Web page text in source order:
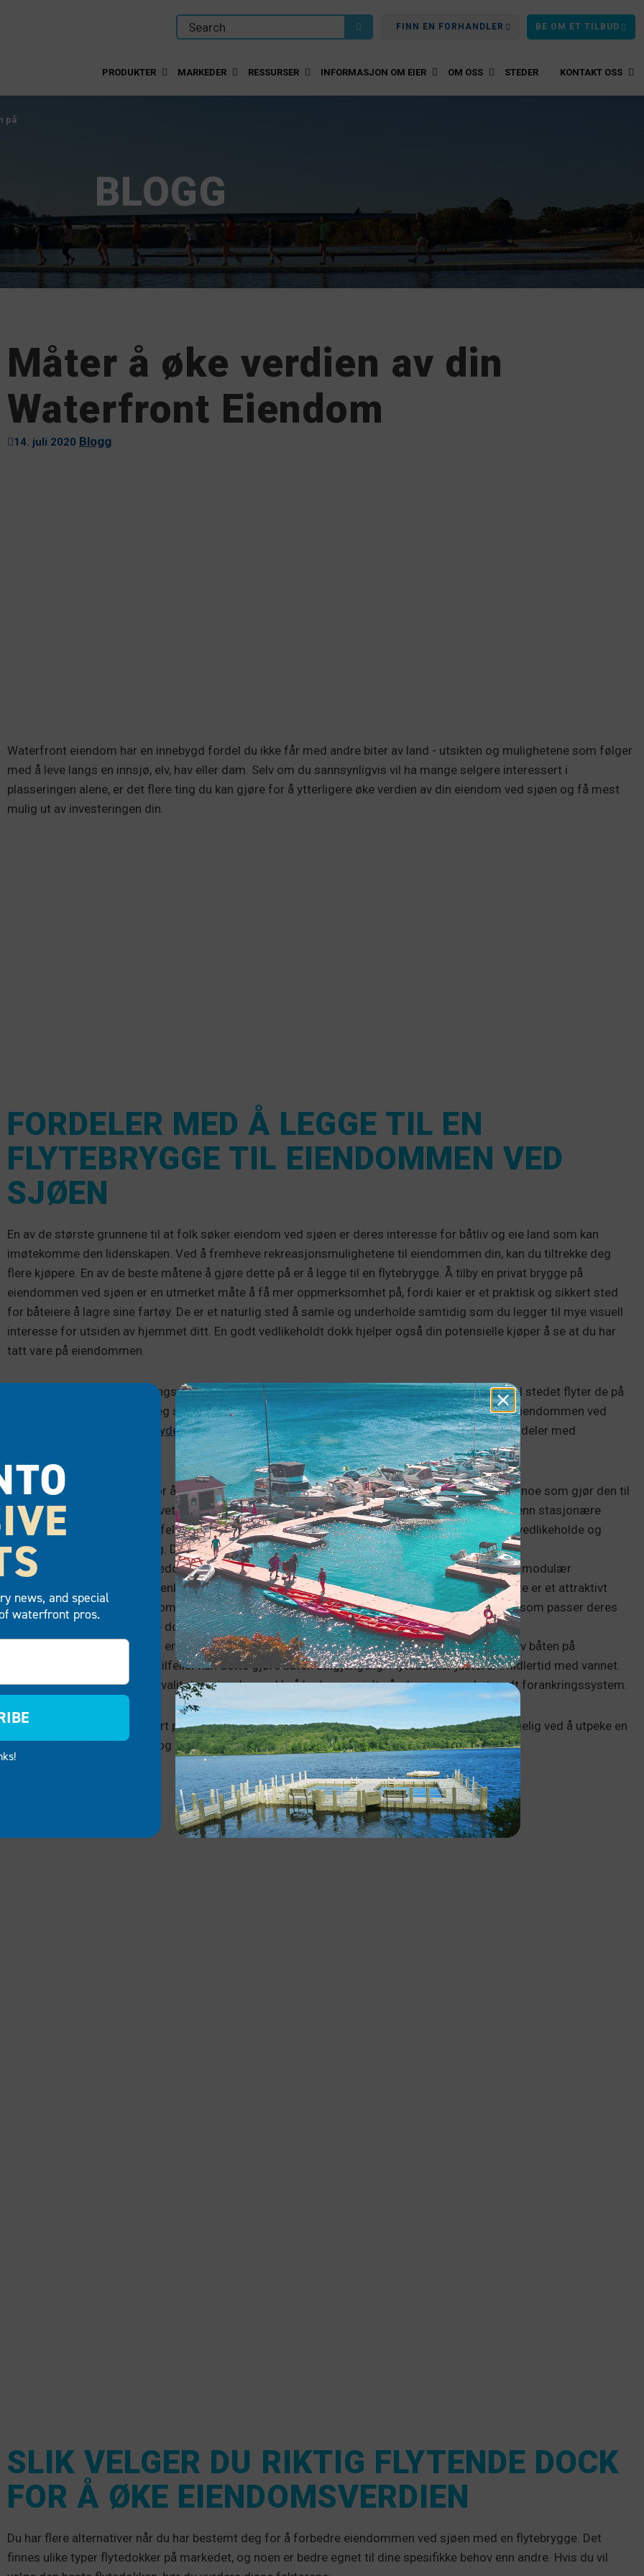
FINN EN FORHANDLER BE OM ET TILBUD
PRODUKTER MARKEDER RESSURSER INFORMASJON OM EIER OM OSS STEDER KONTAKT OSS
på
BLOGG
Måter å øke verdien av din
Waterfront Eiendom
14. juli 2020 Blogg
Waterfront eiendom har en innebygd fordel du ikke får med andre biter av land - utsikten og mulighetene som følger
med å leve langs en innsjø, elv, hav eller dam. Selv om du sannsynligvis vil ha mange selgere interessert i
plasseringen alene, er det flere ting du kan gjøre for å ytterligere øke verdien av din eiendom ved sjøen og få mest
mulig ut av investeringen din.
FORDELER MED Å LEGGE TIL EN
FLYTEBRYGGE TIL EIENDOMMEN VED
SJØEN
En av de største grunnene til at folk søker eiendom ved sjøen er deres interesse for båtliv og eie land som kan
imøtekomme den lidenskapen. Ved å fremheve rekreasjonsmulighetene til eiendommen din, kan du tiltrekke deg
flere kjøpere. En av de beste måtene å gjøre dette på er å legge til en flytebrygge. Å tilby en privat brygge på
eiendommen ved sjøen er en utmerket måte å få mer oppmerksomhet på, fordi kaier er et praktisk og sikkert sted
for båteiere å lagre sine fartøy. De er et naturlig sted å samle og underholde samtidig som du legger til mye visuell
interesse for utsiden av hjemmet ditt. En godt vedlikeholdt dokk hjelper også din potensielle kjøper å se at du har
tatt vare på eiendommen.
Flytedokker er en type dokkingstasjon som ikke involverer omfattende undervannsinstallasjon. I stedet flyter de på
toppen av vannet, beveger seg som nivået stiger og faller. Mens alle dokker kan tilføre verdi til eiendommen ved
har en flytebrygge betydelige fordeler sammenlignetmed en stasjonær brygge. Noen fordeler med
Kostnad:
Kostnaden for å bygge en flytebrygge er vanligvis lavere enn en stasjonær dokk, noe som gjør den til
det rimeligste alternativet. Flytedokker er enklere å installere og krever færre forsyninger enn stasjonære
dokker, og i de fleste tilfeller kan du gjøre det uten profesjonell hjelp. De er også lettere å vedlikeholde og
reparere, om nødvendig. Dette gjør dem til en langsiktig, kostnadseffektiv dokkingløsning.
Allsidighet:
Mange flytedokker, inkludert EZ Docks flytedokker, er også modulære. Med en modulær
dokkingstasjon kan du enkelt flytte, utvide og konfigurere dokkingen på nytt slik du vil. Dette er et attraktivt
alternativ for kjøpere som kanskje vil legge til flere funksjoner eller redesigne dock layout som passer deres
antall fartøy. Modulære dokker er også enkle å oppbevare for vinteren, hvis aktuelt.
Bekvemmelighet:
Med en stasjonær dokkingstasjon avhenger din evne til å gå inn og ut av båten på
vannstanden. I mange tilfeller kan dette gjøre båten utilgjengelig. Flytedokker justerer imidlertid med vannet.
Denne selvjusterende kvaliteten gjør dem enkle å bruke, spesielt når de pares med et godt forankringssystem.
Når du har en brygge installert på eiendommen ved sjøen, må du sørge for at den er lett tilgjengelig ved å utpeke en
klar, godt vedlikeholdt sti til og fra hjemmet til kaien eller landgangen.
SLIK VELGER DU RIKTIG FLYTENDE DOCK
FOR Å ØKE EIENDOMSVERDIEN
Du har flere alternativer når du har bestemt deg for å forbedre eiendommen ved sjøen med en flytebrygge. Det
finnes ulike typer flytedokker på markedet, og noen er bedre egnet til dine spesifikke behov enn andre. Hvis du vil
news, and special
waterfront pros.